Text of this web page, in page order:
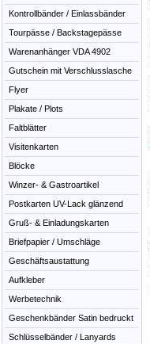
Kontrollbänder / Einlassbänder
Tourpässe / Backstagepässe
Warenanhänger VDA 4902
Gutschein mit Verschlusslasche
Flyer
Plakate / Plots
Faltblätter
Visitenkarten
Blöcke
Winzer- & Gastroartikel
Postkarten UV-Lack glänzend
Gruß- & Einladungskarten
Briefpapier / Umschläge
Geschäftsaustattung
Aufkleber
Werbetechnik
Geschenkbänder Satin bedruckt
Schlüsselbänder / Lanyards